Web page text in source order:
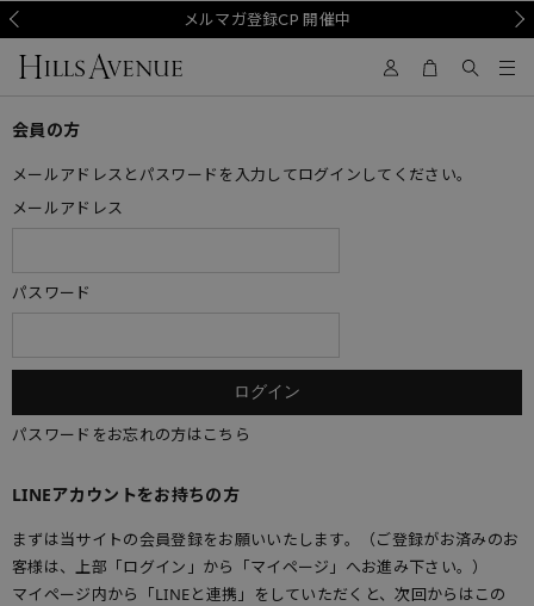
メルマガ登録CP 開催中
会員の方
メールアドレスとパスワードを入力してログインしてください。
メールアドレス
パスワード
パスワードをお忘れの方はこちら
LINEアカウントをお持ちの方
まずは当サイトの会員登録をお願いいたします。（ご登録がお済みのお
客様は、上部「ログイン」から「マイページ」へお進み下さい。）
マイページ内から「LINEと連携」をしていただくと、次回からはこの